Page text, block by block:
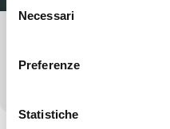
delNecessari
Preferenze
Statistiche